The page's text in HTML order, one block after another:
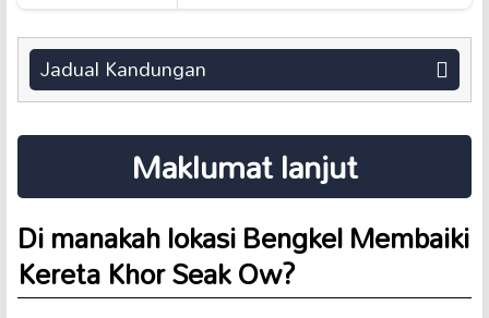
Jadual Kandungan
Maklumat lanjut
Di manakah lokasi Bengkel Membaiki
Kereta Khor Seak Ow?